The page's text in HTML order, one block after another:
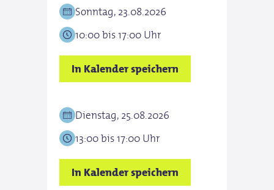
Sonntag, 23.08.2026
10:00 bis 17:00 Uhr
In Kalender speichern
Dienstag, 25.08.2026
13:00 bis 17:00 Uhr
In Kalender speichern